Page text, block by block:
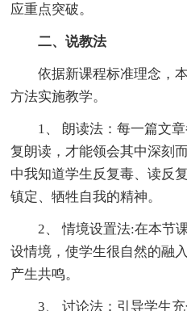
应重点突破。
二、说教法
依据新课程标准理念，本
方法实施教学。
1、 朗读法：每一篇文章
复朗读，才能领会其中深刻
中我知道学生反复毒、读反
镇定、牺牲自我的精神。
2、 情境设置法:在本节课
设情境，使学生很自然的融
产生共鸣。
3、 讨论法：引导学生充